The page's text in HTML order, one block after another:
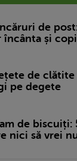
de
încânta și
de
pe degete
de biscuiți:
nici să vrei